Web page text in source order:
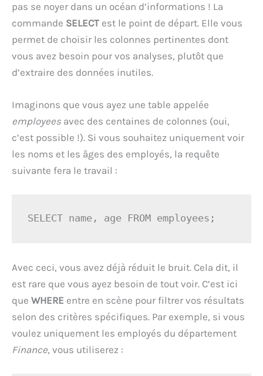
pas se noyer dans un océan d’informations ! La
commande SELECT est le point de départ. Elle vous
permet de choisir les colonnes pertinentes dont
vous avez besoin pour vos analyses, plutôt que
d’extraire des données inutiles.
Imaginons que vous ayez une table appelée
employees avec des centaines de colonnes (oui,
c’est possible !). Si vous souhaitez uniquement voir
les noms et les âges des employés, la requête
suivante fera le travail :
SELECT name, age FROM employees;
Avec ceci, vous avez déjà réduit le bruit. Cela dit, il
est rare que vous ayez besoin de tout voir. C’est ici
que WHERE entre en scène pour filtrer vos résultats
selon des critères spécifiques. Par exemple, si vous
voulez uniquement les employés du département
Finance, vous utiliserez :